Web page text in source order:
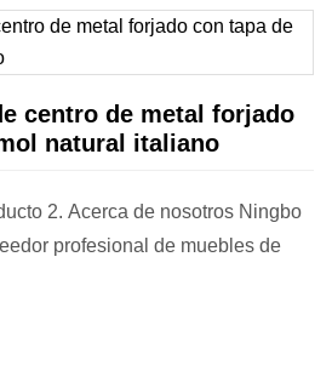
centro de metal forjado
natural italiano
2. Acerca de nosotros Ningbo
profesional de muebles de